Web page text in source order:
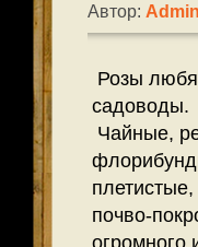
Автор: Admin
Розы
садоводы.
Чайные,
почво-
огромного